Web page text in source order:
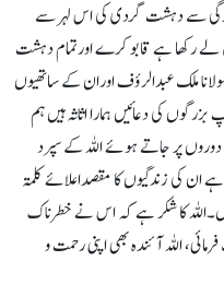
سے دہشت گردی کی اس لہر سے
رکھا ہے قابو کرے اورتمام دہشت
ملک عبدالرؤف اوران کے ساتھیوں
کی دعائیں ہمارا اثاثہ ہیں ہم
دوروں پر جاتے ہوئے اللہ کے سپرد
ان کی زندگیوں کا مقصداعلائے کلمتہ
کا شکر ہے کہ اس نے خطرناک
اللہ آئندہ بھی اپنی رحمت و